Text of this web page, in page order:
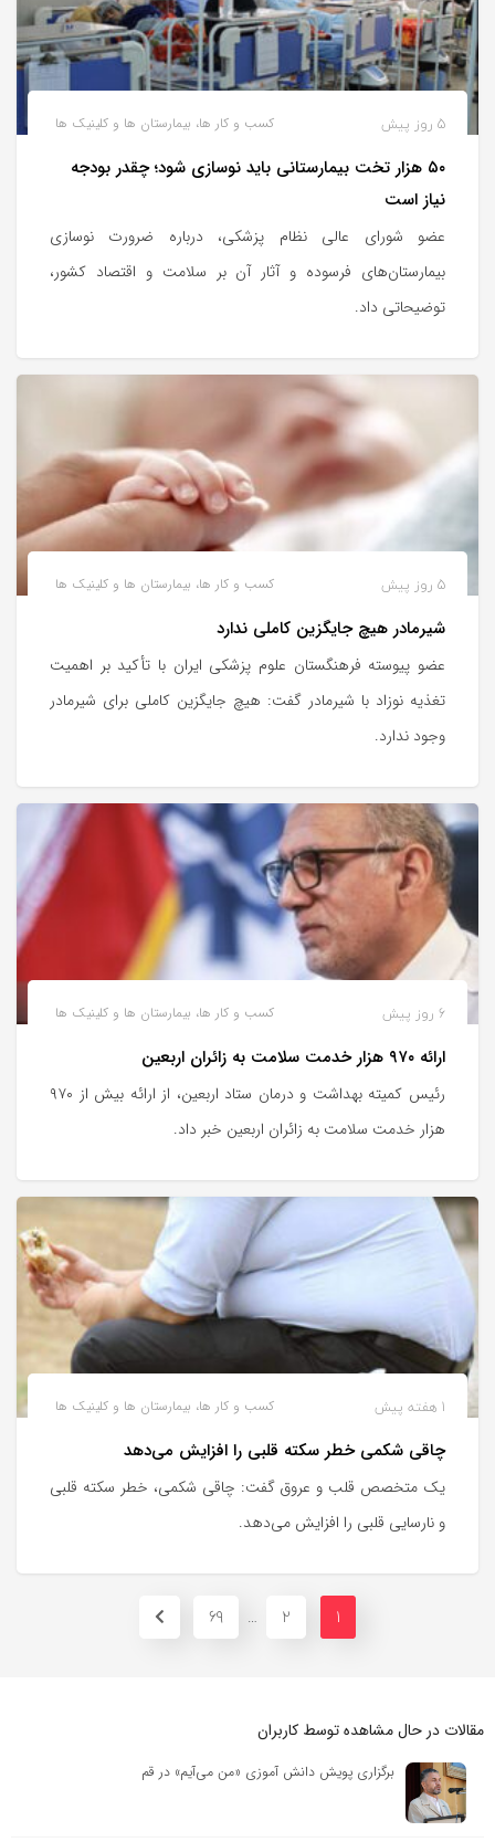
کسب و کار ها، بیمارستان ها و کلینیک ها 5 روز پیش
۵۰ هزار تخت بیمارستانی باید نوسازی شود؛ چقدر بودجه
نیاز است
عضو شورای عالی نظام پزشکی، درباره ضرورت نوسازی
بیمارستان‌های فرسوده و آثار آن بر سلامت و اقتصاد کشور،
توضیحاتی داد.
کسب و کار ها، بیمارستان ها و کلینیک ها 5 روز پیش
شیرمادر هیچ جایگزین کاملی ندارد
عضو پیوسته فرهنگستان علوم پزشکی ایران با تأکید بر اهمیت
تغذیه نوزاد با شیرمادر گفت: هیچ جایگزین کاملی برای شیرمادر
وجود ندارد.
کسب و کار ها، بیمارستان ها و کلینیک ها 6 روز پیش
ارائه ۹۷۰ هزار خدمت سلامت به زائران اربعین
رئیس کمیته بهداشت و درمان ستاد اربعین، از ارائه بیش از ۹۷۰
هزار خدمت سلامت به زائران اربعین خبر داد.
کسب و کار ها، بیمارستان ها و کلینیک ها 1 هفته پیش
چاقی شکمی خطر سکته قلبی را افزایش می‌دهد
یک متخصص قلب و عروق گفت:‌ چاقی شکمی، خطر سکته قلبی
و نارسایی قلبی را افزایش می‌دهد.
1
2
…
69
مقالات در حال مشاهده توسط کاربران
برگزاری پویش دانش آموزی «من می‌آیم» در قم